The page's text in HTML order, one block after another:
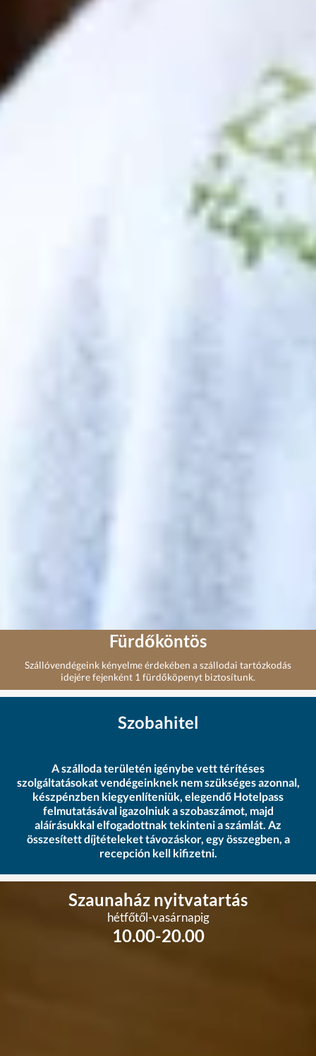
Fürdőköntös
Szállóvendégeink kényelme érdekében a szállodai tartózkodás
idejére fejenként 1 fürdőköpenyt biztosítunk.
Szobahitel
A szálloda területén igénybe vett térítéses
szolgáltatásokat vendégeinknek nem szükséges azonnal,
készpénzben kiegyenlíteniük, elegendő Hotelpass
felmutatásával igazolniuk a szobaszámot, majd
aláírásukkal elfogadottnak tekinteni a számlát. Az
összesített díjtételeket távozáskor, egy összegben, a
recepción kell kifizetni.
Szaunaház nyitvatartás
hétfőtől-vasárnapig
10.00-20.00